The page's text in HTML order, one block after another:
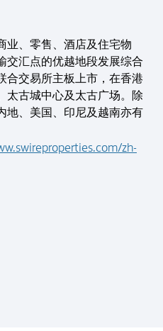
业、零售、酒店及住宅物
交汇点的优越地段发展综合
合交易所主板上市，在香港
太古城中心及太古广场。除
地、美国、印尼及越南亦有
zh-